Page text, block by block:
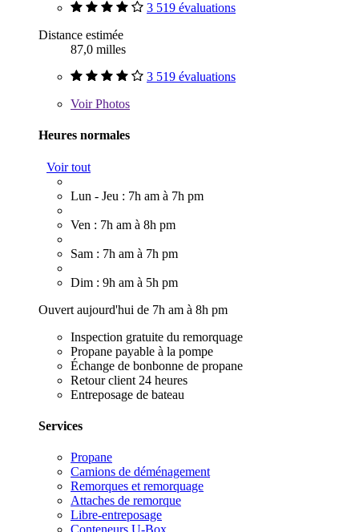
3 519 évaluations
Distance estimée
87,0 milles
3 519 évaluations
VoirPhotos
Heures normales
Voir tout
Lun - Jeu : 7h am à 7h pm
Ven : 7h am à 8h pm
Sam : 7h am à 7h pm
Dim : 9h am à 5h pm
Ouvert aujourd'hui de 7h am à 8h pm
Inspection gratuite du remorquage
Propane payable à la pompe
Échange de bonbonne de propane
Retour client 24 heures
Entreposage de bateau
Services
Propane
Camions de déménagement
Remorques et remorquage
Attaches de remorque
Libre-entreposage